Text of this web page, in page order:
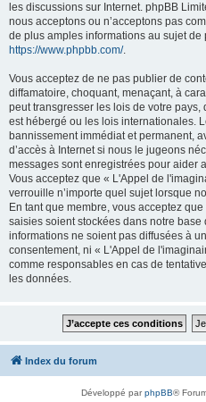
les discussions sur Internet. phpBB
nous acceptons ou n’acceptons pas
de plus amples informations au sujet de
https://www.phpbb.com/.
Vous acceptez de ne pas publier de
diffamatoire, choquant, menaçant, à
peut transgresser les lois de votre
est hébergé ou les lois internationales.
bannissement immédiat et permanent,
d’accès à Internet si nous le jugeons
messages sont enregistrées pour aider
Vous acceptez que « L'Appel de
verrouille n’importe quel sujet lorsque
En tant que membre, vous acceptez
saisies soient stockées dans notre
informations ne soient pas diffusées à
consentement, ni « L'Appel de
comme responsables en cas de
les données.
Index du forum
Développé parphpBB®